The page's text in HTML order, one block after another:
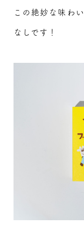
この絶妙な味わ
なしです！